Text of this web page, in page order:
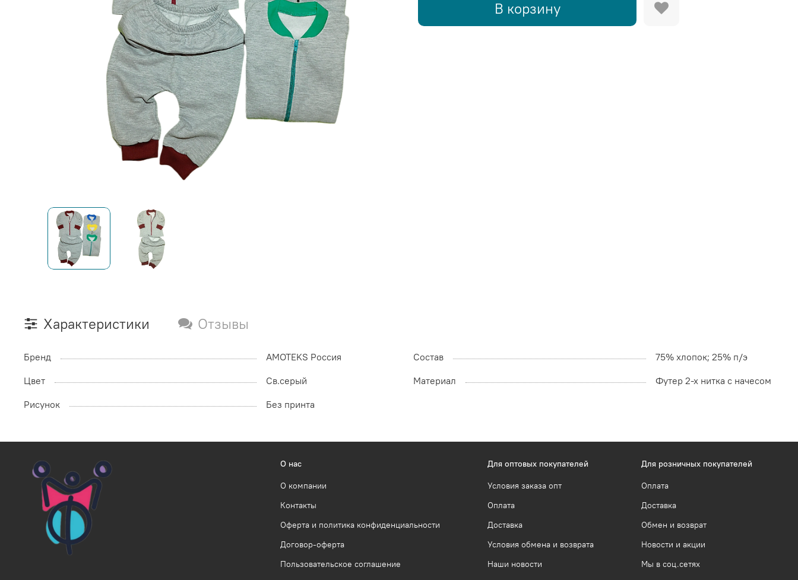
В корзину
Характеристики Отзывы
Бренд AMOTEKS Россия Состав
75% хлопок; 25% п/э
Цвет
Св.серый Материал
Футер 2-х нитка с начесом
Рисунок
Без принта
О нас
О компании
Контакты
Оферта и политика конфиденциальности
Договор-оферта
Пользовательское соглашение
Для оптовых покупателей
Условия заказа опт
Оплата
Доставка
Условия обмена и возврата
Наши новости
Для розничных покупателей
Оплата
Доставка
Обмен и возврат
Новости и акции
Мы в соц.сетях